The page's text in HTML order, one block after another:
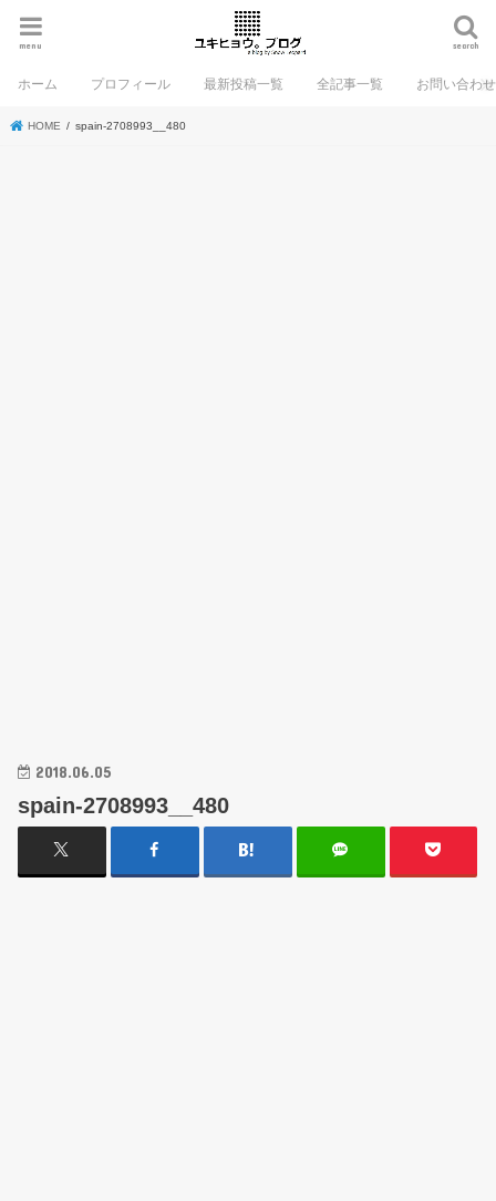
search
menu
ホーム プロフィール 最新投稿一覧 全記事一覧 お問い合わせ
HOME spain-2708993__480
2018.06.05
spain-2708993__480